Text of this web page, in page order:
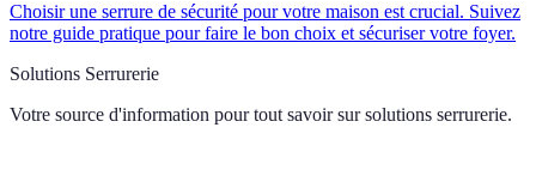
Choisir une serrure de sécurité pour votre maison est crucial. Suivez
notre guide pratique pour faire le bon choix et sécuriser votre foyer.
Solutions Serrurerie
Votre source d'information pour tout savoir sur solutions serrurerie.